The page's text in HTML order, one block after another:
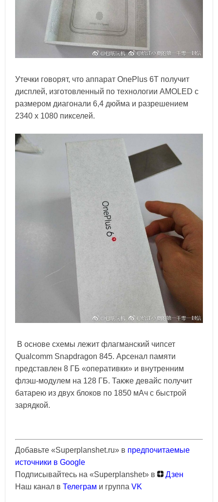
Утечки говорят, что аппарат OnePlus 6T получит
дисплей, изготовленный по технологии AMOLED с
размером диагонали 6,4 дюйма и разрешением
2340 х 1080 пикселей.
В основе схемы лежит флагманский чипсет
Qualcomm Snapdragon 845. Арсенал памяти
представлен 8 ГБ «оперативки» и внутренним
флэш-модулем на 128 ГБ. Также девайс получит
батарею из двух блоков по 1850 мАч с быстрой
зарядкой.
Добавьте «Superplanshet.ru» в предпочитаемые
источники в Google
Подписывайтесь на «Superplanshet» в
Дзен
Наш канал в Телеграм и группа VK